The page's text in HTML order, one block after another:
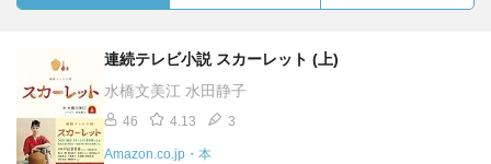
連続テレビ小説 スカーレット (上)
水橋文美江 水田静子
46 4.13 3
Amazon.co.jp・本